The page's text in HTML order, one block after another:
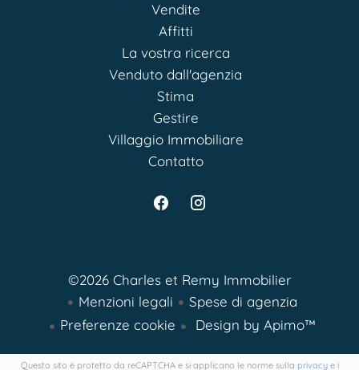
Vendite
Affitti
La vostra ricerca
Venduto dall'agenzia
Stima
Gestire
Villaggio Immobiliare
Contatto
©2026 Charles et Remy Immobilier
Menzioni legali
Spese di agenzia
Preferenze cookie
Design by Apimo™
Questo sito è protetto da reCAPTCHA e si applicano le norme sulla privacye i